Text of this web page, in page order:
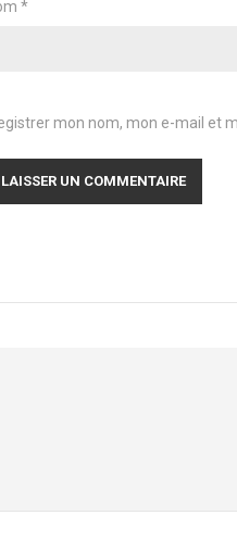
*
mon nom, mon e-mail et